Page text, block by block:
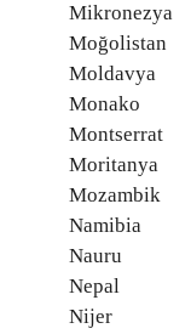
Mikronezya
Moğolistan
Moldavya
Monako
Montserrat
Moritanya
Mozambik
Namibia
Nauru
Nepal
Nijer